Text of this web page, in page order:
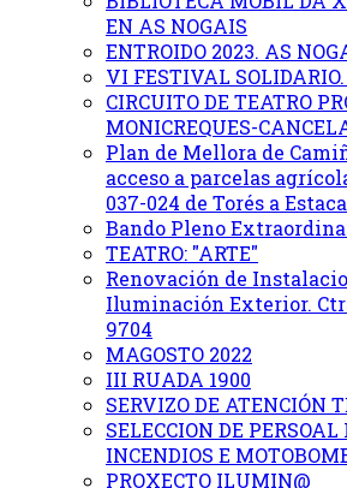
EN AS NOGAIS
ENTROIDO 2023. AS
VI FESTIVAL
CIRCUITO DE TEATRO
MONICREQUES-
Plan de Mellora de
acceso a parcelas
037-024 de Torés a
Bando Pleno
TEATRO: "ARTE"
Renovación de
Iluminación Exterior.
9704
MAGOSTO 2022
III RUADA 1900
SERVIZO DE ATENCIÓN
SELECCION DE
INCENDIOS E
PROXECTO ILUMIN@